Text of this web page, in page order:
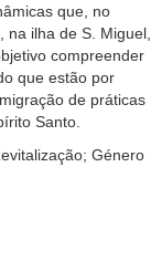
que, no
na ilha de S. Miguel,
compreender
que estão por
de práticas
Santo.
Género